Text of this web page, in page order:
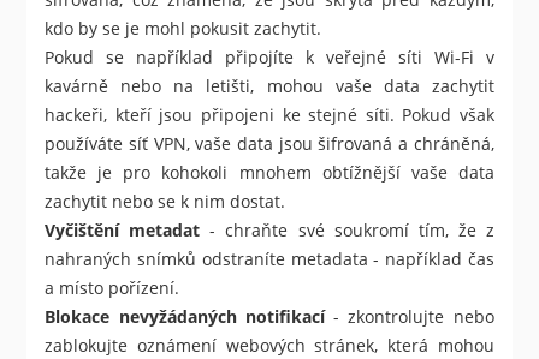
kdo by se je mohl pokusit zachytit.
Pokud se například připojíte k veřejné síti Wi-Fi v
kavárně nebo na letišti, mohou vaše data zachytit
hackeři, kteří jsou připojeni ke stejné síti. Pokud však
používáte síť VPN, vaše data jsou šifrovaná a chráněná,
takže je pro kohokoli mnohem obtížnější vaše data
zachytit nebo se k nim dostat.
Vyčištění metadat - chraňte své soukromí tím, že z
nahraných snímků odstraníte metadata - například čas
a místo pořízení.
Blokace nevyžádaných notifikací- zkontrolujte nebo
zablokujte oznámení webových stránek, která mohou